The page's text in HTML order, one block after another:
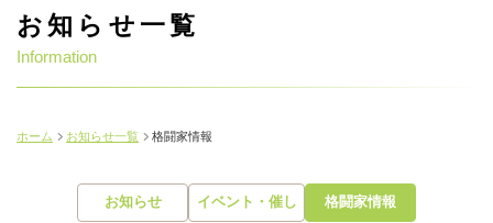
お知らせ一覧
Information
ホーム お知らせ一覧 格闘家情報
お知らせ イベント・催し 格闘家情報